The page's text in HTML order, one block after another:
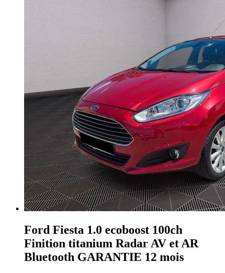
Ford Fiesta 1.0 ecoboost 100ch
Finition titanium Radar AV et AR
Bluetooth GARANTIE 12 mois